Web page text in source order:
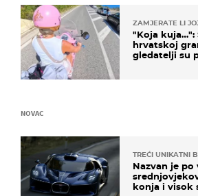
ZAMJERATE LI
"Koja kuja…":
hrvatskoj
gledatelji su
NOVAC
TREĆI UNIKATNI
Nazvan je po
konja i visok